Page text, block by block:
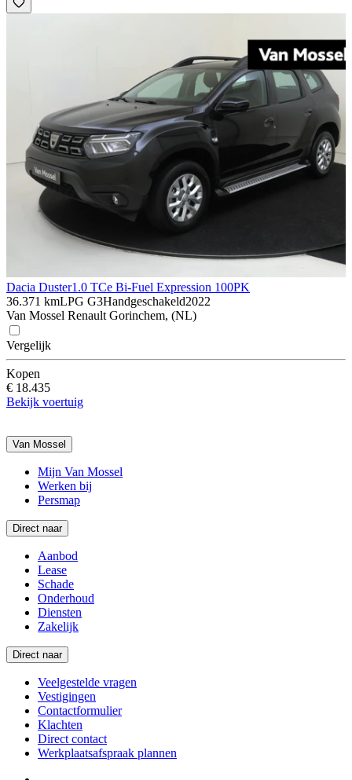
Dacia Duster1.0 TCe Bi-Fuel Expression 100PK
36.371 kmLPG G3Handgeschakeld2022
Van Mossel Renault Gorinchem, (NL)
Vergelijk
Kopen
€ 18.435
Bekijk voertuig
Van Mossel
Mijn Van Mossel
Werken bij
Persmap
Direct naar
Aanbod
Lease
Schade
Onderhoud
Diensten
Zakelijk
Direct naar
Veelgestelde vragen
Vestigingen
Contactformulier
Klachten
Direct contact
Werkplaatsafspraak plannen